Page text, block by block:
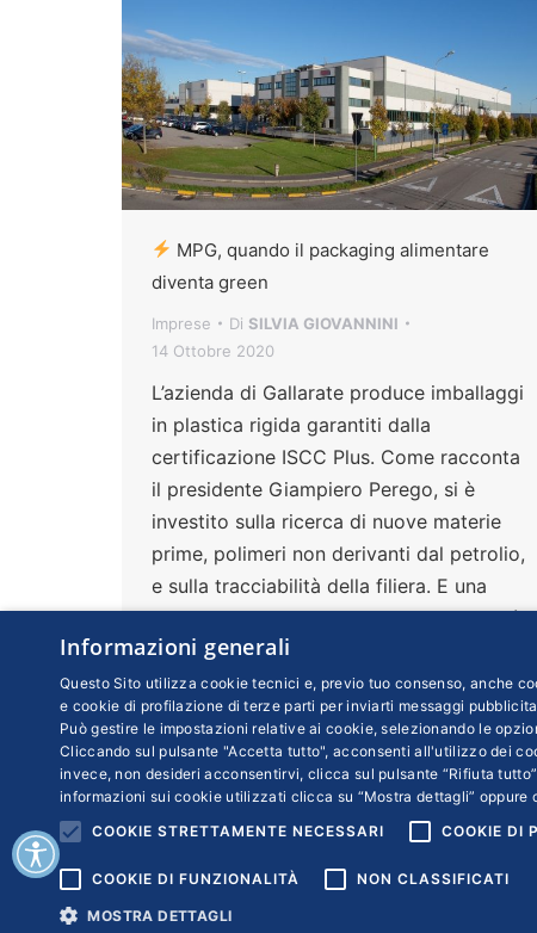
MPG, quando il packaging alimentare
diventa green
Imprese Di SILVIA GIOVANNINI
14 Ottobre 2020
L’azienda di Gallarate produce imballaggi
in plastica rigida garantiti dalla
certificazione ISCC Plus. Come racconta
il presidente Giampiero Perego, si è
investito sulla ricerca di nuove materie
prime, polimeri non derivanti dal petrolio,
e sulla tracciabilità della filiera. E una
multinazionale dell’alimentare sembra già
interessata al prodotto
Informazioni generali
Questo Sito utilizza cookie tecnici e, previo tuo consenso, anche
e cookie di profilazione di terze parti per inviarti messaggi
Può gestire le impostazioni relative ai cookie, selezionando le
Cliccando sul pulsante "Accetta tutto", acconsenti all'utilizzo dei
invece, non desideri acconsentirvi, clicca sul pulsante “Rifiuta
informazioni sui cookie utilizzati clicca su “Mostra dettagli” oppure
COOKIE STRETTAMENTE NECESSARI
COOKIE DI
COOKIE DI FUNZIONALITÀ NON CLASSIFICATI
MOSTRA DETTAGLI